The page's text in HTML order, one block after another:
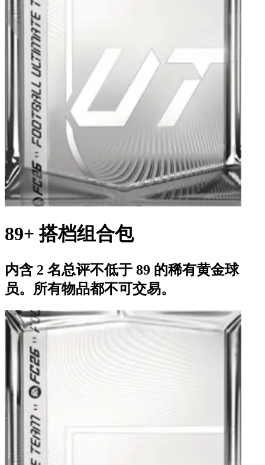
89+ 搭档组合包
内含 2 名总评不低于 89 的稀有黄金球
员。所有物品都不可交易。